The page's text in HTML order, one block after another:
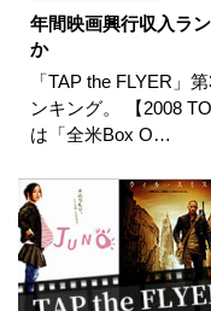
年間映画興行収入ラ
か
「TAP the FLYER」
ンキング。 【2008
は「全米Box O…